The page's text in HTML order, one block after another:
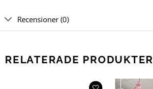
Recensioner (0)
RELATERADE PRODUKTER